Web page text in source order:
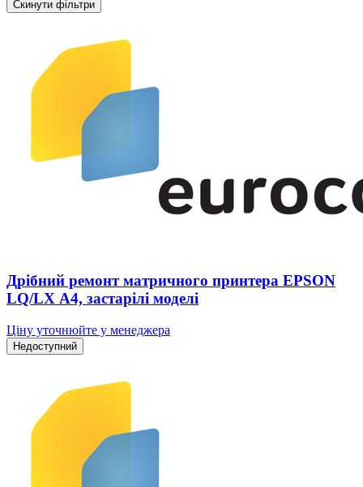
Скинути фільтри
Дрібний ремонт матричного принтера EPSON
LQ/LX А4, застарілі моделі
Ціну уточнюйте у менеджера
Недоступний